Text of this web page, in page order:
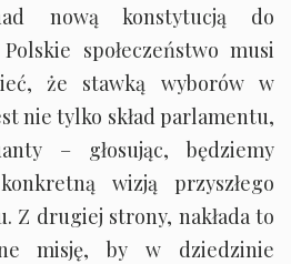
nową konstytucją do
społeczeństwo musi
że stawką wyborów w
nie tylko skład parlamentu,
– głosując, będziemy
wizją przyszłego
Z drugiej strony, nakłada to
misję, by w dziedzinie